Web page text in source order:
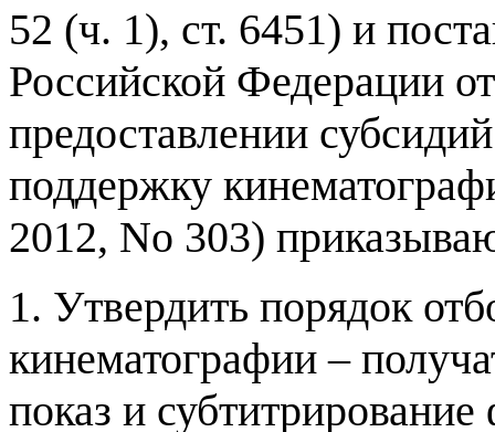
52 (ч. 1), ст. 6451) и
Российской Федерации
предоставлении
поддержку
2012, No 303)
1. Утвердить порядок
кинематографии–
показ и